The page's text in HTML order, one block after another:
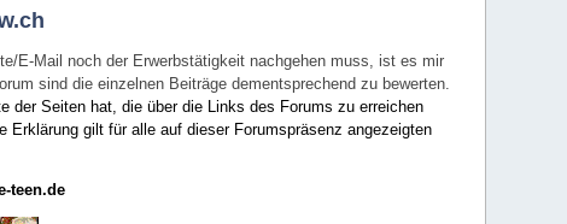
E-Mail noch der Erwerbstätigkeit nachgehen muss, ist es mir
sind die einzelnen Beiträge dementsprechend zu bewerten.
der Seiten hat, die über die Links des Forums zu erreichen
Erklärung gilt für alle auf dieser Forumspräsenz angezeigten
teen.de